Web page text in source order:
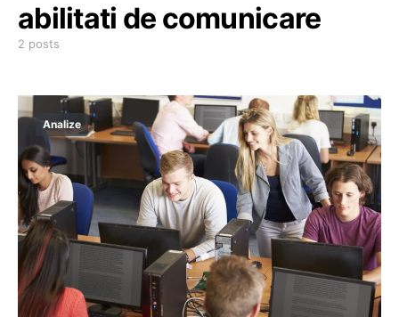
abilitati de comunicare
2 posts
Analize